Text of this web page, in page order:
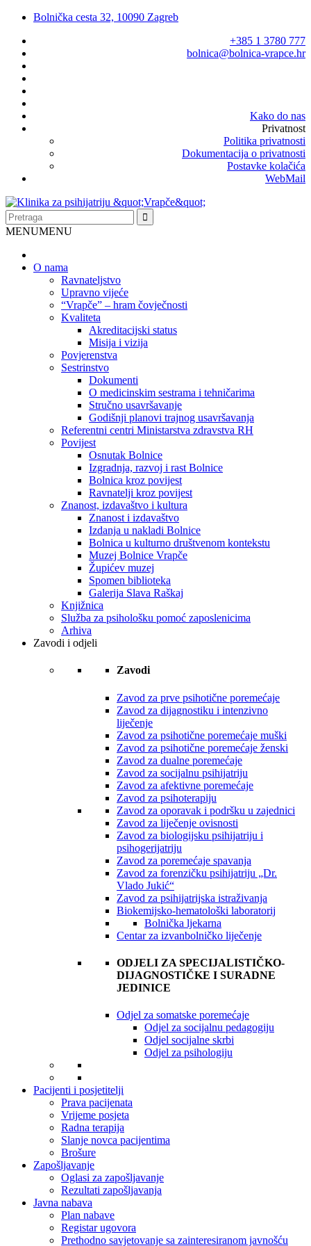
Bolnička cesta 32, 10090 Zagreb
+385 1 3780 777
bolnica@bolnica-vrapce.hr
Kako do nas
Privatnost
Politika privatnosti
Dokumentacija o privatnosti
Postavke kolačića
WebMail
MENUMENU
O nama
Ravnateljstvo
Upravno vijeće
“Vrapče” – hram čovječnosti
Kvaliteta
Akreditacijski status
Misija i vizija
Povjerenstva
Sestrinstvo
Dokumenti
O medicinskim sestrama i tehničarima
Stručno usavršavanje
Godišnji planovi trajnog usavršavanja
Referentni centri Ministarstva zdravstva RH
Povijest
Osnutak Bolnice
Izgradnja, razvoj i rast Bolnice
Bolnica kroz povijest
Ravnatelji kroz povijest
Znanost, izdavaštvo i kultura
Znanost i izdavaštvo
Izdanja u nakladi Bolnice
Bolnica u kulturno društvenom kontekstu
Muzej Bolnice Vrapče
Župićev muzej
Spomen biblioteka
Galerija Slava Raškaj
Knjižnica
Služba za psihološku pomoć zaposlenicima
Arhiva
Zavodi i odjeli
Zavodi
Zavod za prve psihotične poremećaje
Zavod za dijagnostiku i intenzivno
liječenje
Zavod za psihotične poremećaje muški
Zavod za psihotične poremećaje ženski
Zavod za dualne poremećaje
Zavod za socijalnu psihijatriju
Zavod za afektivne poremećaje
Zavod za psihoterapiju
Zavod za oporavak i podršku u zajednici
Zavod za liječenje ovisnosti
Zavod za biologijsku psihijatriju i
psihogerijatriju
Zavod za poremećaje spavanja
Zavod za forenzičku psihijatriju „Dr.
Vlado Jukić“
Zavod za psihijatrijska istraživanja
Biokemijsko-hematološki laboratorij
Bolnička ljekarna
Centar za izvanbolničko liječenje
ODJELI ZA SPECIJALISTIČKO-
DIJAGNOSTIČKE I SURADNE
JEDINICE
Odjel za somatske poremećaje
Odjel za socijalnu pedagogiju
Odjel socijalne skrbi
Odjel za psihologiju
Pacijenti i posjetitelji
Prava pacijenata
Vrijeme posjeta
Radna terapija
Slanje novca pacijentima
Brošure
Zapošljavanje
Oglasi za zapošljavanje
Rezultati zapošljavanja
Javna nabava
Plan nabave
Registar ugovora
Prethodno savjetovanje sa zainteresiranom javnošću